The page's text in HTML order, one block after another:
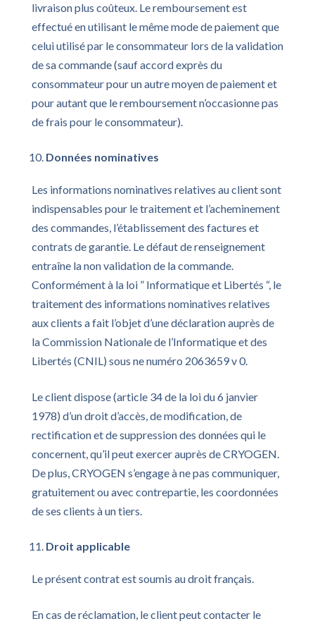
livraison plus coûteux. Le remboursement est
effectué en utilisant le même mode de paiement que
celui utilisé par le consommateur lors de la validation
de sa commande (sauf accord exprès du
consommateur pour un autre moyen de paiement et
pour autant que le remboursement n’occasionne pas
de frais pour le consommateur).
Données nominatives
Les informations nominatives relatives au client sont
indispensables pour le traitement et l’acheminement
des commandes, l’établissement des factures et
contrats de garantie. Le défaut de renseignement
entraîne la non validation de la commande.
Conformément à la loi ” Informatique et Libertés “, le
traitement des informations nominatives relatives
aux clients a fait l’objet d’une déclaration auprès de
la Commission Nationale de l’Informatique et des
Libertés (CNIL) sous ne numéro 2063659 v 0.
Le client dispose (article 34 de la loi du 6 janvier
1978) d’un droit d’accès, de modification, de
rectification et de suppression des données qui le
concernent, qu’il peut exercer auprès de CRYOGEN.
De plus, CRYOGEN s’engage à ne pas communiquer,
gratuitement ou avec contrepartie, les coordonnées
de ses clients à un tiers.
Droit applicable
Le présent contrat est soumis au droit français.
En cas de réclamation, le client peut contacter le